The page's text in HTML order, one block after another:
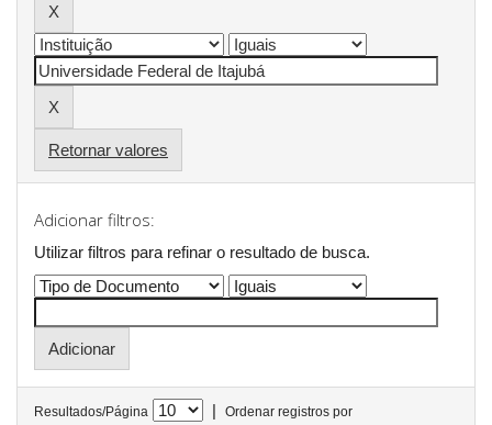
Retornar valores
Adicionar filtros:
Utilizar filtros para refinar o resultado de busca.
Resultados/Página |
Ordenar registros por